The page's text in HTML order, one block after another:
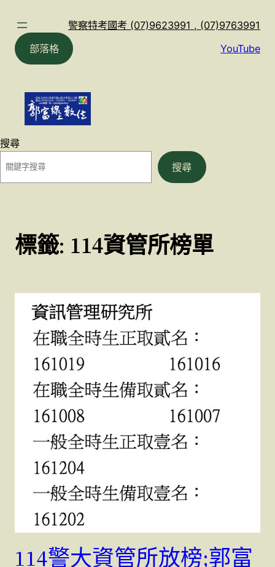
警察特考國考 (07)9623991 , (07)9763991
部落格
YouTube
搜尋
搜尋
標籤: 114資管所榜單
114警大資管所放榜;郭富